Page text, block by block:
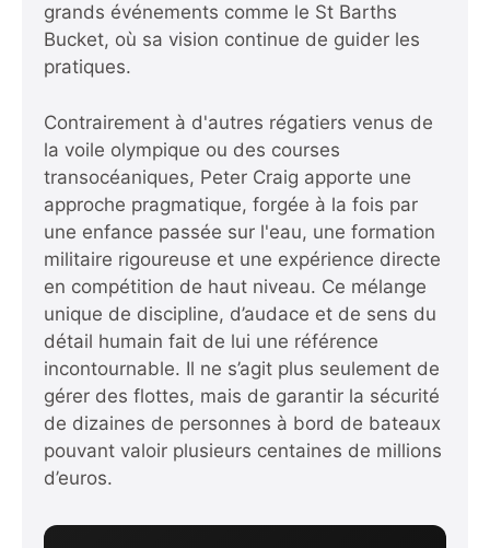
grands événements comme le St Barths
Bucket, où sa vision continue de guider les
pratiques.
Contrairement à d'autres régatiers venus de
la voile olympique ou des courses
transocéaniques, Peter Craig apporte une
approche pragmatique, forgée à la fois par
une enfance passée sur l'eau, une formation
militaire rigoureuse et une expérience directe
en compétition de haut niveau. Ce mélange
unique de discipline, d’audace et de sens du
détail humain fait de lui une référence
incontournable. Il ne s’agit plus seulement de
gérer des flottes, mais de garantir la sécurité
de dizaines de personnes à bord de bateaux
pouvant valoir plusieurs centaines de millions
d’euros.